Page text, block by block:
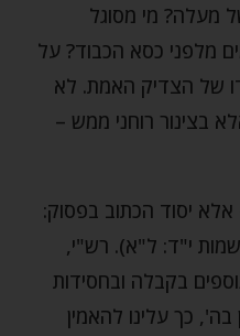
מעלה? מי מסוגל
מלפני כסא הכבוד? על
של הצדיק האמת. לא
בצינור רוחני ממש –
אלא יסוד הכתוב בפסוק:
י"ד: ל"א). רש"י,
בקבלה ובחסידות
כך עלינו להאמין